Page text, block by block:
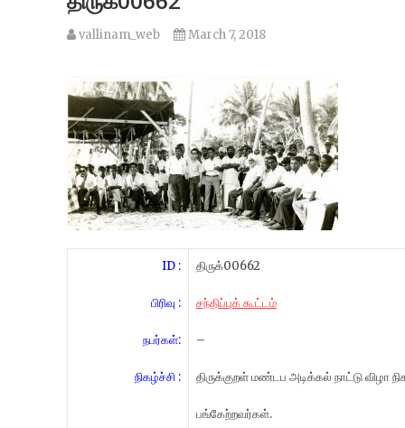
vallinam_web March 7, 2018
ID :
பிரிவு :
நபர்கள்:
நிகழ்ச்சி :
திருக்00662
சந்திப்புக் கூட்டம்
–
திருக்குறள் மண்டப அடிக்கல் நாட்டு விழா
பங்கேற்றவர்கள்.